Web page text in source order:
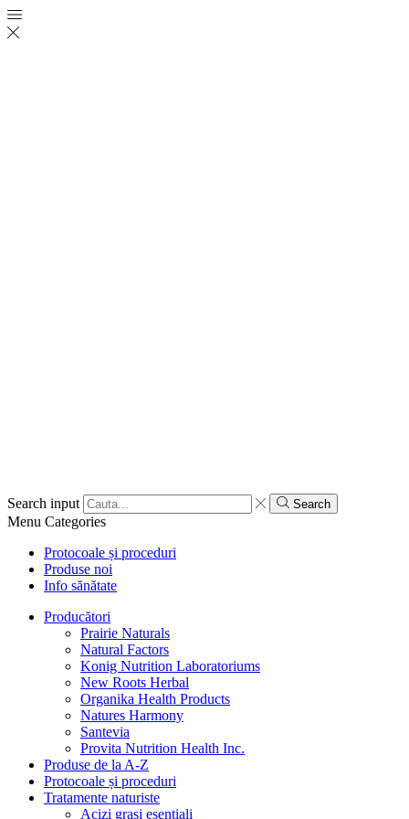
Search input Search
Menu Categories
Protocoale și proceduri
Produse noi
Info sănătate
Producători
Prairie Naturals
Natural Factors
Konig Nutrition Laboratoriums
New Roots Herbal
Organika Health Products
Natures Harmony
Santevia
Provita Nutrition Health Inc.
Produse de la A-Z
Protocoale și proceduri
Tratamente naturiste
Acizi grași esențiali